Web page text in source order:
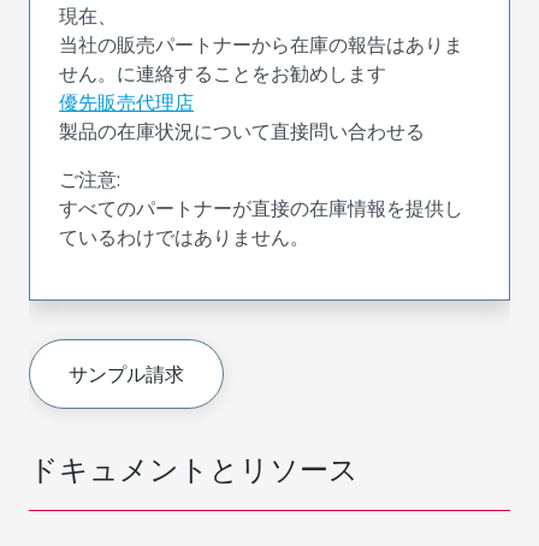
ドキュメントとリソース
現在、
当社の販売パートナーから在庫の報告はありま
せん。に連絡することをお勧めします
優先販売代理店
製品の在庫状況について直接問い合わせる
ご注意:
すべてのパートナーが直接の在庫情報を提供し
ているわけではありません。
サンプル請求